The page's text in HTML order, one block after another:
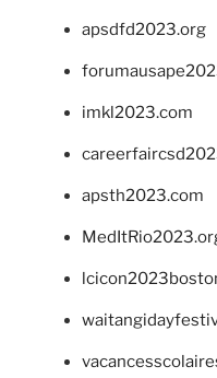
apsdfd2023.org
imkl2023.com
apsth2023.com